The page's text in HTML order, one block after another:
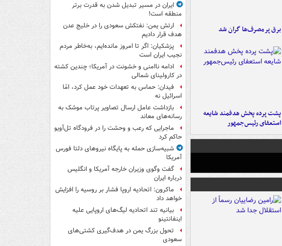
برق پرمصرف‌ها گران شد
پشت پرده پخش هدفمند شایعه
استعفای رئیس‌جمهور
ایران در مسیر تبدیل شدن به قدرت برتر
منطقه است!
ارتش یمن: نفتکش سعودی را در خلیج عدن
هدف قرار دادیم
پزشکیان: اگر تا امروز مانده‌ایم، به‌خاطر مردم
نجیب ایران است
ادامه ناامنی و خشونت در آمریکا؛ چندین کشته
در کارولینای شمالی
فیدان: حماس به تعهدات خود عمل کرد، امّا
اسرائیل نه
بازداشت عامل ارسال تصاویر پرتاب موشک به
رسانه‌های معاند
ماجرایی که رعب و وحشت را در فرودگاه تل‌آویو
حاکم کرد
شبیه‌سازی حمله به پایگاه نیروهای دلتا فورس
آمریکا
گفت وگوی وزیران خارجه آمریکا و انگلیس
درباره ایران
ماکرون: اتحادیه اروپا فشار بر روسیه را افزایش
خواهد داد
بیانیه تند اتحادیه لیگ‌های اروپایی علیه
اینفانتینو
تحول بزرگ یمن در هدف‌گیری کشتی‌های
سعودی